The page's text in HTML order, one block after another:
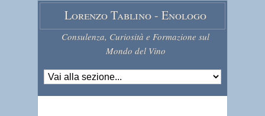
Lorenzo Tablino - Enologo
Consulenza, Curiosità e Formazione sul
Mondo del Vino